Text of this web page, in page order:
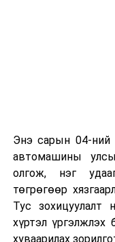
Энэ сарын 04-ний
автомашины
олгож, нэг
төгрөгөөр
Тус зохицуулалт
хүртэл
хуваарилах